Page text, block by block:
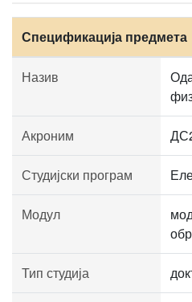
Спецификација предмета
Назив
Акроним
Студијски програм
Модул
Тип студија